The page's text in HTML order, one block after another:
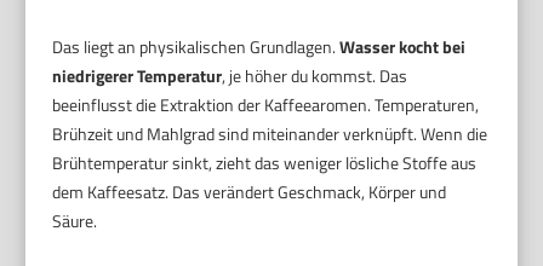
Das liegt an physikalischen Grundlagen.Wasser kocht bei
niedrigerer Temperatur, je höher du kommst. Das
beeinflusst die Extraktion der Kaffeearomen. Temperaturen,
Brühzeit und Mahlgrad sind miteinander verknüpft. Wenn die
Brühtemperatur sinkt, zieht das weniger lösliche Stoffe aus
dem Kaffeesatz. Das verändert Geschmack, Körper und
Säure.